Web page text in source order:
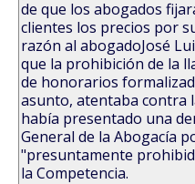
de que los abogados
clientes los precios por
razón al abogadoJosé
que la prohibición de la
de honorarios
asunto, atentaba contra
había presentado una
General de la Abogacía
"presuntamente
la Competencia.